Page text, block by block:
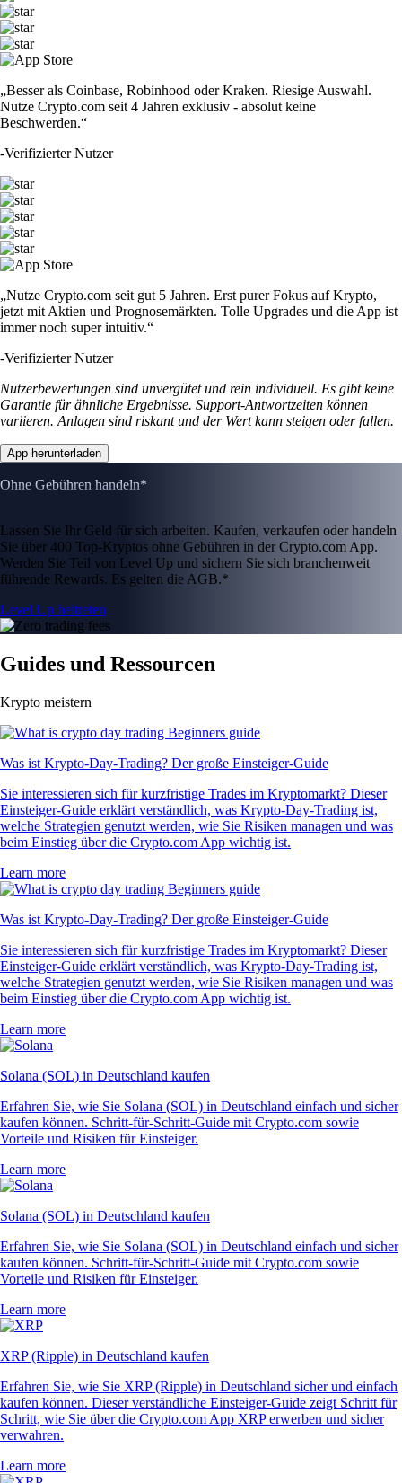
„Besser als Coinbase, Robinhood oder Kraken. Riesige Auswahl.
Nutze Crypto.com seit 4 Jahren exklusiv - absolut keine
Beschwerden.“
-Verifizierter Nutzer
„Nutze Crypto.com seit gut 5 Jahren. Erst purer Fokus auf Krypto,
jetzt mit Aktien und Prognosemärkten. Tolle Upgrades und die App ist
immer noch super intuitiv.“
-Verifizierter Nutzer
Nutzerbewertungen sind unvergütet und rein individuell. Es gibt keine
Garantie für ähnliche Ergebnisse. Support-Antwortzeiten können
variieren. Anlagen sind riskant und der Wert kann steigen oder fallen.
App herunterladen
Ohne Gebühren handeln*
Lassen Sie Ihr Geld für sich arbeiten. Kaufen, verkaufen oder handeln
Sie über 400 Top-Kryptos ohne Gebühren in der Crypto.com App.
Werden Sie Teil von Level Up und sichern Sie sich branchenweit
führende Rewards. Es gelten die AGB.*
Level Up beitreten
Guides und Ressourcen
Krypto meistern
Was ist Krypto-Day-Trading? Der große Einsteiger-Guide
Sie interessieren sich für kurzfristige Trades im Kryptomarkt? Dieser
Einsteiger-Guide erklärt verständlich, was Krypto-Day-Trading ist,
welche Strategien genutzt werden, wie Sie Risiken managen und was
beim Einstieg über die Crypto.com App wichtig ist.
Learn more
Was ist Krypto-Day-Trading? Der große Einsteiger-Guide
Sie interessieren sich für kurzfristige Trades im Kryptomarkt? Dieser
Einsteiger-Guide erklärt verständlich, was Krypto-Day-Trading ist,
welche Strategien genutzt werden, wie Sie Risiken managen und was
beim Einstieg über die Crypto.com App wichtig ist.
Learn more
Solana (SOL) in Deutschland kaufen
Erfahren Sie, wie Sie Solana (SOL) in Deutschland einfach und sicher
kaufen können. Schritt-für-Schritt-Guide mit Crypto.com sowie
Vorteile und Risiken für Einsteiger.
Learn more
Solana (SOL) in Deutschland kaufen
Erfahren Sie, wie Sie Solana (SOL) in Deutschland einfach und sicher
kaufen können. Schritt-für-Schritt-Guide mit Crypto.com sowie
Vorteile und Risiken für Einsteiger.
Learn more
XRP (Ripple) in Deutschland kaufen
Erfahren Sie, wie Sie XRP (Ripple) in Deutschland sicher und einfach
kaufen können. Dieser verständliche Einsteiger-Guide zeigt Schritt für
Schritt, wie Sie über die Crypto.com App XRP erwerben und sicher
verwahren.
Learn more